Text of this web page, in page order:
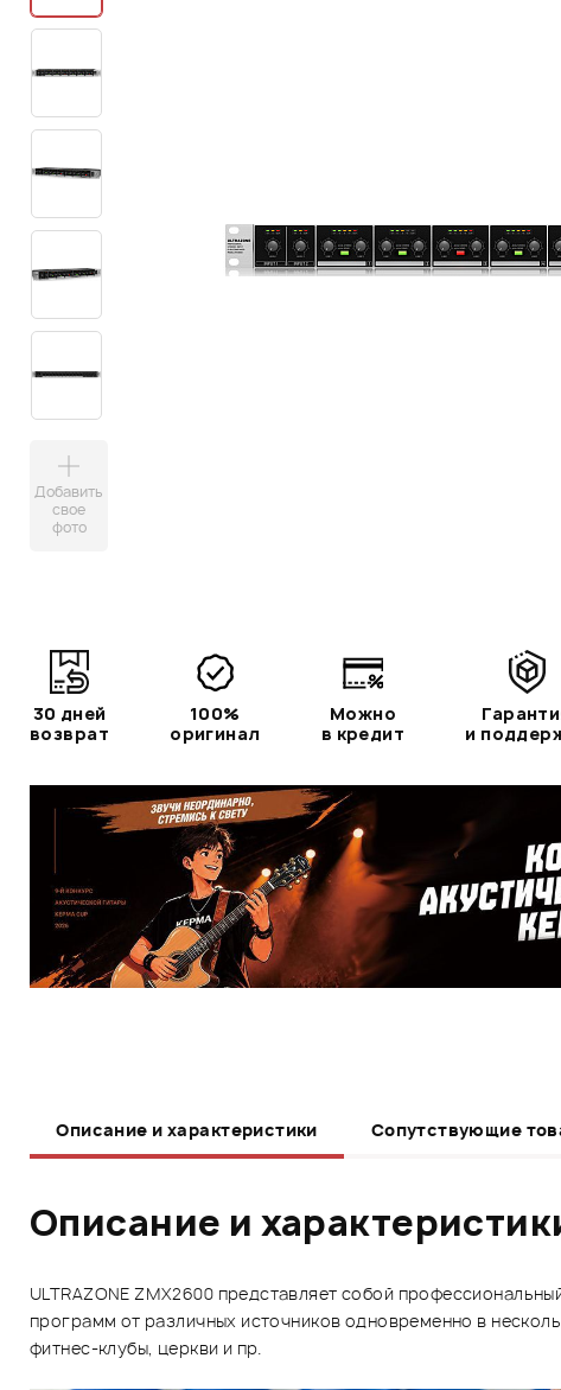
Добавить
свое
фото
30 дней
возврат
100%
оригинал
Можно
в кредит
и
Описание и характеристики Сопутствующие
Описание и
ULTRAZONE ZMX2600 представляет собой
программ от различных источников одновременно в
фитнес-клубы, церкви и пр.